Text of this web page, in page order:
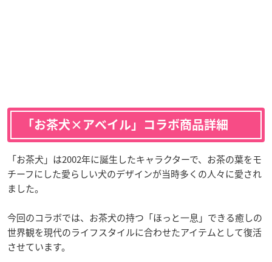
「お茶犬×アベイル」コラボ商品詳細
「お茶犬」は2002年に誕生したキャラクターで、お茶の葉をモ
チーフにした愛らしい犬のデザインが当時多くの人々に愛され
ました。
今回のコラボでは、お茶犬の持つ「ほっと一息」できる癒しの
世界観を現代のライフスタイルに合わせたアイテムとして復活
させています。